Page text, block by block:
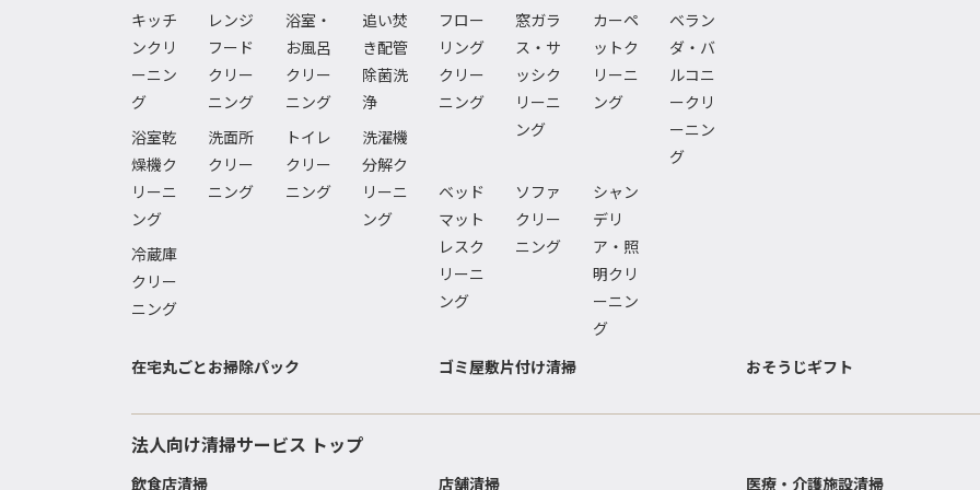
キッチ
ンクリ
ーニン
グ
レンジ
フード
クリー
ニング
浴室・
お風呂
クリー
ニング
追い焚
き配管
除菌洗
浄
浴室乾
燥機ク
リーニ
ング
洗面所
クリー
ニング
トイレ
クリー
ニング
洗濯機
分解ク
リーニ
ング
冷蔵庫
クリー
ニング
フロー
リング
クリー
ニング
窓ガラ
ス・サ
ッシク
リーニ
ング
カーペ
ットク
リーニ
ング
ベラン
ダ・バ
ルコニ
ークリ
ーニン
グ
ベッド
マット
レスク
リーニ
ング
ソファ
クリー
ニング
シャン
デリ
ア・照
明クリ
ーニン
グ
在宅丸ごとお掃除パック ゴミ屋敷片付け清掃 おそうじギフト
法人向け清掃サービス トップ
飲食店清掃 店舗清掃 医療・介護施設清掃